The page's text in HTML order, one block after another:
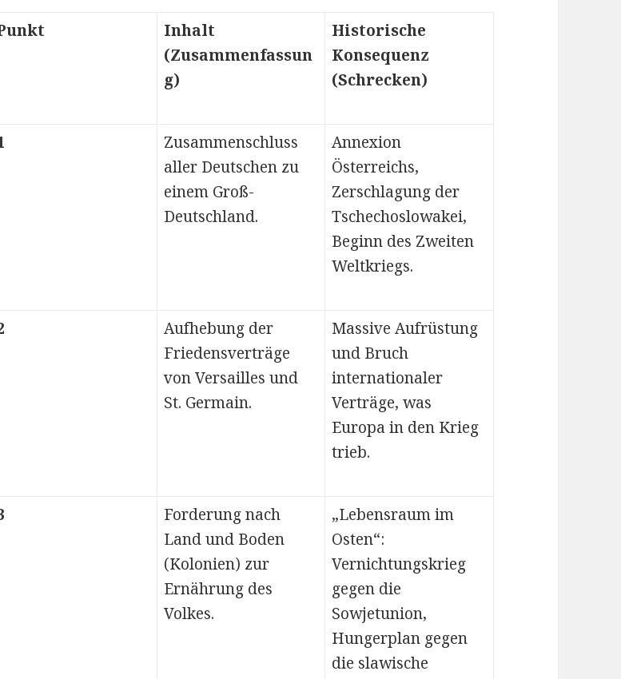
Inhalt
(Zusammenfassun
g)
Historische
Konsequenz
(Schrecken)
Zusammenschluss
aller Deutschen zu
einem Groß-
Deutschland.
Annexion
Österreichs,
Zerschlagung der
Tschechoslowakei,
Beginn des Zweiten
Weltkriegs.
Aufhebung der
Friedensverträge
von Versailles und
St. Germain.
Massive Aufrüstung
und Bruch
internationaler
Verträge, was
Europa in den Krieg
trieb.
Forderung nach
Land und Boden
(Kolonien) zur
Ernährung des
Volkes.
„Lebensraum im
Osten“:
Vernichtungskrieg
gegen die
Sowjetunion,
Hungerplan gegen
die slawische